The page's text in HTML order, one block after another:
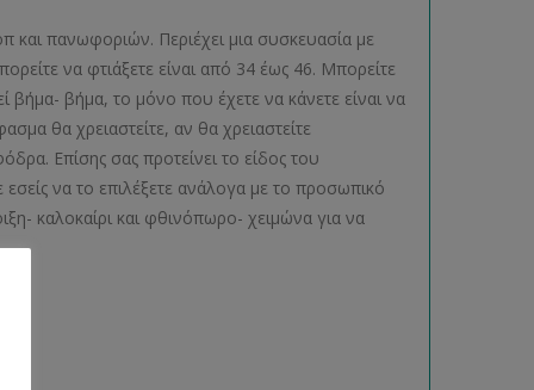
και πανωφοριών. Περιέχει μια συσκευασία με
να φτιάξετε είναι από 34 έως 46. Μπορείτε
βήμα, το μόνο που έχετε να κάνετε είναι να
θα χρειαστείτε, αν θα χρειαστείτε
Επίσης σας προτείνει το είδος του
να το επιλέξετε ανάλογα με το προσωπικό
καλοκαίρι και φθινόπωρο- χειμώνα για να